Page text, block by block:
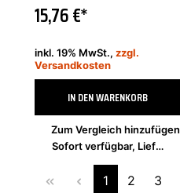
15,76 €*
inkl. 19% MwSt., zzgl.
Versandkosten
IN DEN WARENKORB
Zum Vergleich hinzufügen
Sofort verfügbar, Lieferzeit 2-4 Tage
1 2 3